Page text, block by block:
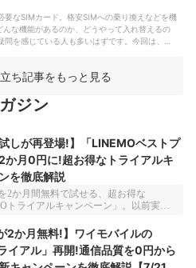
要なSIMカード。格安SIMへの乗り換えなどを機
んな機能があるのか、どうやって入れ替えるの
問を感じている人も多いはずです。今回は、
ち記事をもっと見る
ジン
試しが再登場!】「LINEMOベストプ
か月0円に!超お得なトライアルキ
を徹底解説
2か月間無料で試せる、超お得な
トライアルキャンペーン」。以前実施
こちらのキャンペーンが、今回は
ベストプラン」を対象に、2026年7月1
ら再び実施されています！「LINEMO
けど、通信品質や速度ってどうな
いう人も、実際に使ってから決められ
2か月無料!】ワイモバイルの
イアル」再開!通信品質を0円から